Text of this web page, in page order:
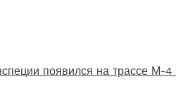
появился на трассе М-4